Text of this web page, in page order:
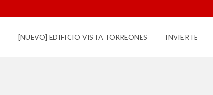
[NUEVO] EDIFICIO VISTA TORREONES INVIERTE